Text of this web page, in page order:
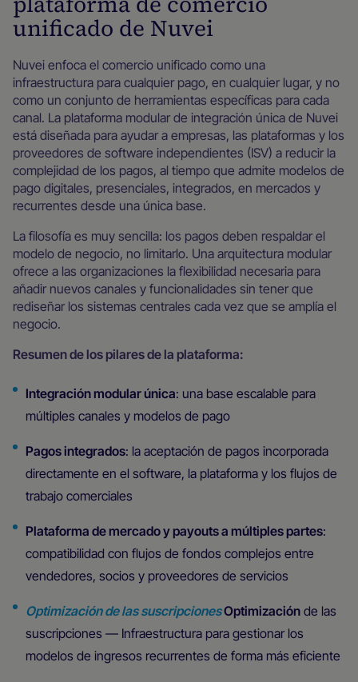
unificado de Nuvei
Nuvei enfoca el comercio unificado como una
infraestructura para cualquier pago, en cualquier lugar, y no
como un conjunto de herramientas específicas para cada
canal. La plataforma modular de integración única de Nuvei
está diseñada para ayudar a empresas, las plataformas y los
proveedores de software independientes (ISV) a reducir la
complejidad de los pagos, al tiempo que admite modelos de
pago digitales, presenciales, integrados, en mercados y
recurrentes desde una única base.
La filosofía es muy sencilla: los pagos deben respaldar el
modelo de negocio, no limitarlo. Una arquitectura modular
ofrece a las organizaciones la flexibilidad necesaria para
añadir nuevos canales y funcionalidades sin tener que
rediseñar los sistemas centrales cada vez que se amplía el
negocio.
Resumen de los pilares de la plataforma:
Integración modular única: una base escalable para
múltiples canales y modelos de pago
Pagos integrados: la aceptación de pagos incorporada
directamente en el software, la plataforma y los flujos de
trabajo comerciales
Plataforma de mercado y payouts a múltiples partes:
compatibilidad con flujos de fondos complejos entre
vendedores, socios y proveedores de servicios
Optimización de las suscripcionesOptimización de las
suscripciones — Infraestructura para gestionar los
modelos de ingresos recurrentes de forma más eficiente